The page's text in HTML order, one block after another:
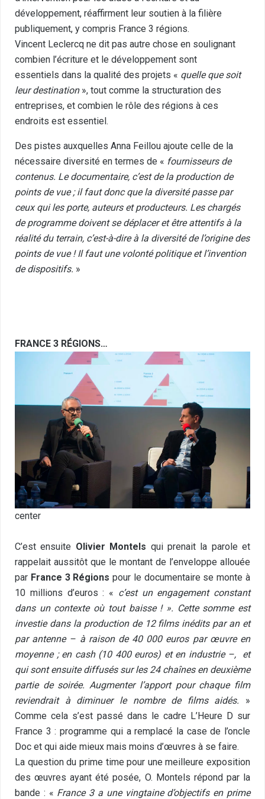
développement, réaffirment leur soutien à la filière
publiquement, y compris France 3 régions.
Vincent Leclercq ne dit pas autre chose en soulignant
combien l’écriture et le développement sont
essentiels dans la qualité des projets « quelle que soit
leur destination», tout comme la structuration des
entreprises, et combien le rôle des régions à ces
endroits est essentiel.
Des pistes auxquelles Anna Feillou ajoute celle de la
nécessaire diversité en termes de « fournisseurs de
contenus. Le documentaire, c’est de la production de
points de vue ; il faut donc que la diversité passe par
ceux qui les porte, auteurs et producteurs. Les chargés
de programme doivent se déplacer et être attentifs à la
réalité du terrain, c’est-à-dire à la diversité de l’origine des
points de vue ! Il faut une volonté politique et l’invention
de dispositifs. »
FRANCE 3 RÉGIONS…
center
C’est ensuite Olivier Montels qui prenait la parole et
rappelait aussitôt que le montant de l’enveloppe allouée
par France 3 Régions pour le documentaire se monte à
10 millions d’euros : « c’est un engagement constant
dans un contexte où tout baisse ! ». Cette somme est
investie dans la production de 12 films inédits par an et
par antenne – à raison de 40 000 euros par œuvre en
moyenne ; en cash (10 400 euros) et en industrie –, et
qui sont ensuite diffusés sur les 24 chaînes en deuxième
partie de soirée. Augmenter l’apport pour chaque film
reviendrait à diminuer le nombre de films aidés. »
Comme cela s’est passé dans le cadre L’Heure D sur
France 3 : programme qui a remplacé la case de l’oncle
Doc et qui aide mieux mais moins d’œuvres à se faire.
La question du prime time pour une meilleure exposition
des œuvres ayant été posée, O. Montels répond par la
bande : « France 3 a une vingtaine d’objectifs en prime